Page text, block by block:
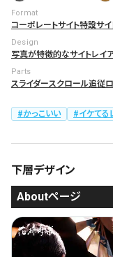
Format
コーポレートサイト特設サイ
Design
写真が特徴的なサイト レイ
Parts
スライダースクロール追従
かっこいい イケてる
下層デザイン
Aboutページ